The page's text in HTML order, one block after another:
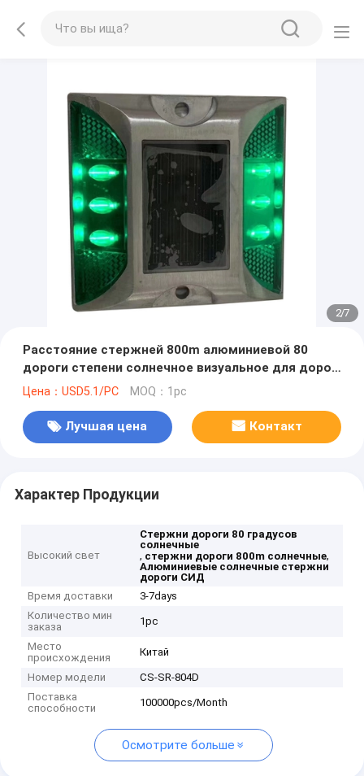
2/7
Расстояние стержней 800m алюминиевой 80
дороги степени солнечное визуальное для дорог
горы
Цена：USD5.1/PC MOQ：1pc
Лучшая цена Контакт
Характер Продукции
Высокий свет
Стержни дороги 80 градусов
солнечные
, стержни дороги 800m солнечные,
Алюминиевые солнечные стержни
дороги СИД
Время доставки
3-7days
Количество мин
заказа
1pc
Место
происхождения
Китай
Номер модели
CS-SR-804D
Поставка
способности
100000pcs/Month
Осмотрите больше